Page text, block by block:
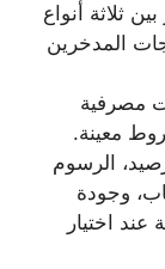
ثلاثة أنواع
المدخرين
مصرفية
معينة.
الرسوم
وجودة
اختيار